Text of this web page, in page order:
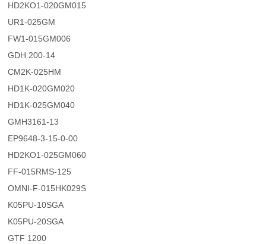
HD2KO1-020GM015
UR1-025GM
FW1-015GM006
GDH 200-14
CM2K-025HM
HD1K-020GM020
HD1K-025GM040
GMH3161-13
EP9648-3-15-0-00
HD2KO1-025GM060
FF-015RMS-125
OMNI-F-015HK029S
K05PU-10SGA
K05PU-20SGA
GTF 1200